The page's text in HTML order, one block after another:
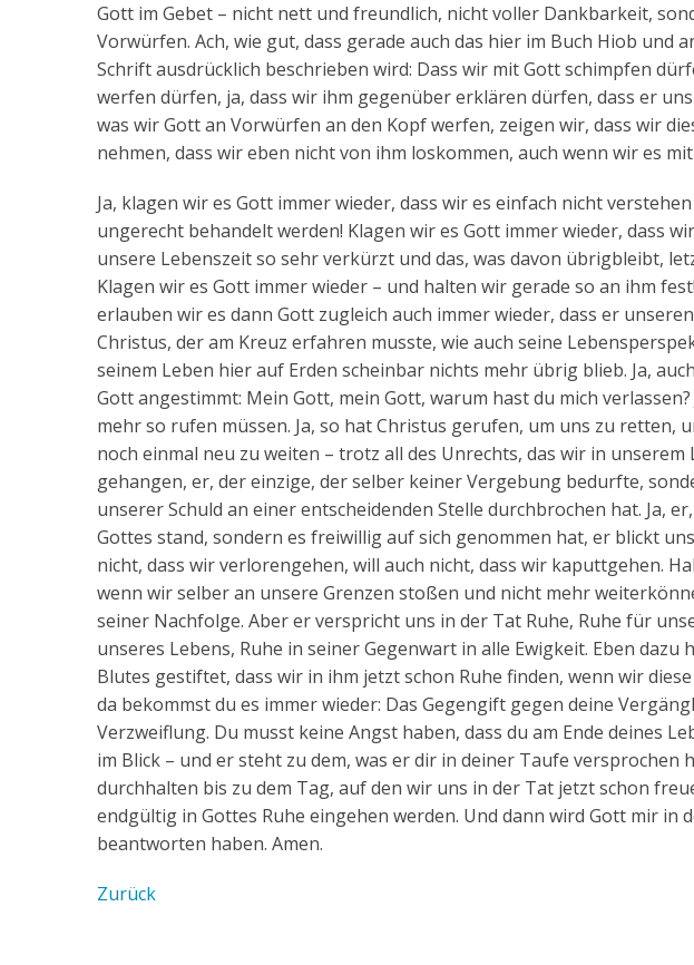
Gott im Gebet – nicht nett und freundlich, nicht voller Dankbarkeit,
Vorwürfen. Ach, wie gut, dass gerade auch das hier im Buch Hiob und
Schrift ausdrücklich beschrieben wird: Dass wir mit Gott schimpfen
werfen dürfen, ja, dass wir ihm gegenüber erklären dürfen, dass er
was wir Gott an Vorwürfen an den Kopf werfen, zeigen wir, dass wir
nehmen, dass wir eben nicht von ihm loskommen, auch wenn wir es
Ja, klagen wir es Gott immer wieder, dass wir es einfach nicht
ungerecht behandelt werden! Klagen wir es Gott immer wieder, dass
unsere Lebenszeit so sehr verkürzt und das, was davon übrigbleibt,
Klagen wir es Gott immer wieder – und halten wir gerade so an ihm
erlauben wir es dann Gott zugleich auch immer wieder, dass er
Christus, der am Kreuz erfahren musste, wie auch seine
seinem Leben hier auf Erden scheinbar nichts mehr übrig blieb. Ja,
Gott angestimmt: Mein Gott, mein Gott, warum hast du mich
mehr so rufen müssen. Ja, so hat Christus gerufen, um uns zu retten,
noch einmal neu zu weiten – trotz all des Unrechts, das wir in unserem
gehangen, er, der einzige, der selber keiner Vergebung bedurfte,
unserer Schuld an einer entscheidenden Stelle durchbrochen hat. Ja,
Gottes stand, sondern es freiwillig auf sich genommen hat, er blickt
nicht, dass wir verlorengehen, will auch nicht, dass wir kaputtgehen.
wenn wir selber an unsere Grenzen stoßen und nicht mehr
seiner Nachfolge. Aber er verspricht uns in der Tat Ruhe, Ruhe für
unseres Lebens, Ruhe in seiner Gegenwart in alle Ewigkeit. Eben dazu
Blutes gestiftet, dass wir in ihm jetzt schon Ruhe finden, wenn wir
da bekommst du es immer wieder: Das Gegengift gegen deine
Verzweiflung. Du musst keine Angst haben, dass du am Ende deines
im Blick – und er steht zu dem, was er dir in deiner Taufe versprochen
durchhalten bis zu dem Tag, auf den wir uns in der Tat jetzt schon
endgültig in Gottes Ruhe eingehen werden. Und dann wird Gott mir in
beantworten haben. Amen.
Zurück